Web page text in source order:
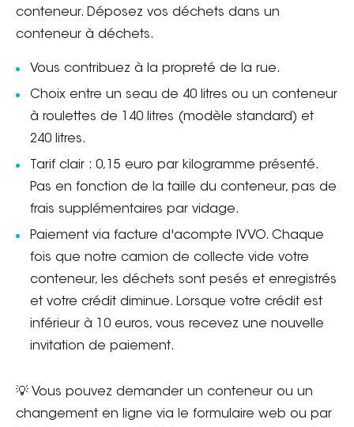
conteneur. Déposez vos déchets dans un
conteneur à déchets.
Vous contribuez à la propreté de la rue.
Choix entre un seau de 40 litres ou un conteneur
à roulettes de 140 litres (modèle standard) et
240 litres.
Tarif clair : 0,15 euro par kilogramme présenté.
Pas en fonction de la taille du conteneur, pas de
frais supplémentaires par vidage.
Paiement via facture d'acompte IVVO. Chaque
fois que notre camion de collecte vide votre
conteneur, les déchets sont pesés et enregistrés
et votre crédit diminue. Lorsque votre crédit est
inférieur à 10 euros, vous recevez une nouvelle
invitation de paiement.
💡 Vous pouvez demander un conteneur ou un
changement en ligne via le formulaire web ou par